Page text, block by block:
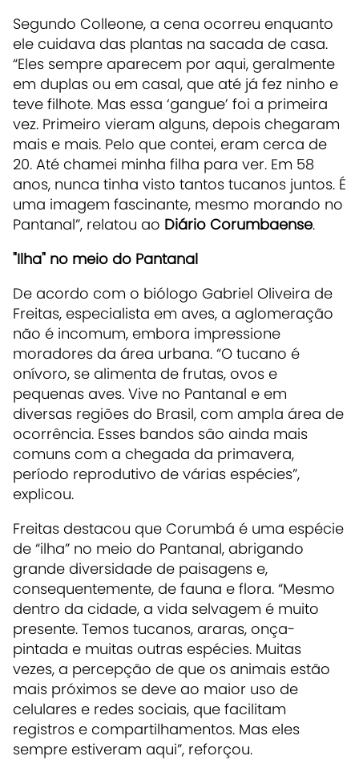
Segundo Colleone, a cena ocorreu enquanto
ele cuidava das plantas na sacada de casa.
“Eles sempre aparecem por aqui, geralmente
em duplas ou em casal, que até já fez ninho e
teve filhote. Mas essa ‘gangue’ foi a primeira
vez. Primeiro vieram alguns, depois chegaram
mais e mais. Pelo que contei, eram cerca de
20. Até chamei minha filha para ver. Em 58
anos, nunca tinha visto tantos tucanos juntos. É
uma imagem fascinante, mesmo morando no
Pantanal”, relatou ao Diário Corumbaense.
"Ilha" no meio do Pantanal
De acordo com o biólogo Gabriel Oliveira de
Freitas, especialista em aves, a aglomeração
não é incomum, embora impressione
moradores da área urbana. “O tucano é
onívoro, se alimenta de frutas, ovos e
pequenas aves. Vive no Pantanal e em
diversas regiões do Brasil, com ampla área de
ocorrência. Esses bandos são ainda mais
comuns com a chegada da primavera,
período reprodutivo de várias espécies”,
explicou.
Freitas destacou que Corumbá é uma espécie
de “ilha” no meio do Pantanal, abrigando
grande diversidade de paisagens e,
consequentemente, de fauna e flora. “Mesmo
dentro da cidade, a vida selvagem é muito
presente. Temos tucanos, araras, onça-
pintada e muitas outras espécies. Muitas
vezes, a percepção de que os animais estão
mais próximos se deve ao maior uso de
celulares e redes sociais, que facilitam
registros e compartilhamentos. Mas eles
sempre estiveram aqui”, reforçou.